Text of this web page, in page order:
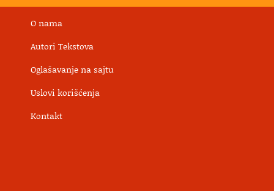
O nama
Autori Tekstova
Oglašavanje na sajtu
Uslovi korišćenja
Kontakt